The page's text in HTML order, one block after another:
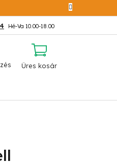
KOSÁR
Üres kosár